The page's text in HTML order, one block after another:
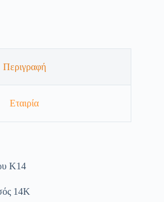
Περιγραφή
Εταιρία
Κ14
14K